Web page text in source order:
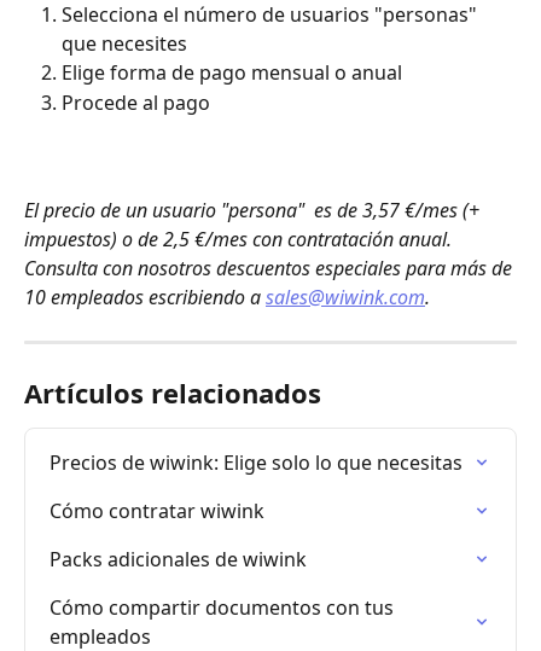
Selecciona el número de usuarios "personas"
que necesites
Elige forma de pago mensual o anual
Procede al pago
El precio de un usuario "persona"  es de 3,57 €/mes (+
impuestos) o de 2,5 €/mes con contratación anual.
Consulta con nosotros descuentos especiales para más de
10 empleados escribiendo a sales@wiwink.com.
Artículos relacionados
Precios de wiwink: Elige solo lo que necesitas
Cómo contratar wiwink
Packs adicionales de wiwink
Cómo compartir documentos con tus
empleados